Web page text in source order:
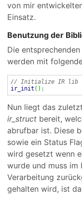
von mir
Einsatz.
Benutzung der
Die
werden mit
// Initialize IR lib
ir_init ( ) ;
Nun liegt das
ir_struct bereit,
abrufbar ist. Diese
sowie ein Status
wird gesetzt wenn
wurde und muss
Verarbeitung
gehalten wird, ist